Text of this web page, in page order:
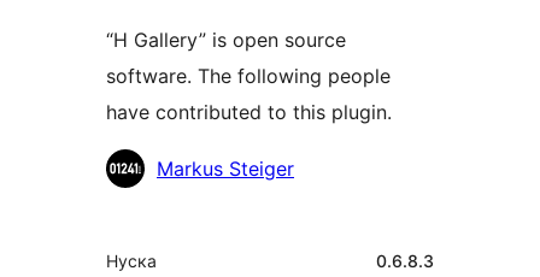
“H Gallery” is open source
software. The following people
have contributed to this plugin.
МүчөлөрүMarkus Steiger
Мета
Нуска 0.6.8.3